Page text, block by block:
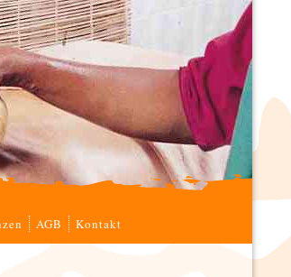
AGB Kontakt